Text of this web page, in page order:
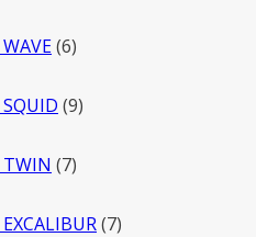
66
99
77
77